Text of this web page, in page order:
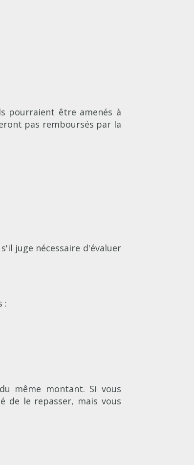
pourraient être amenés à
pas remboursés par la
juge nécessaire d'évaluer
:
même montant. Si vous
de le repasser, mais vous